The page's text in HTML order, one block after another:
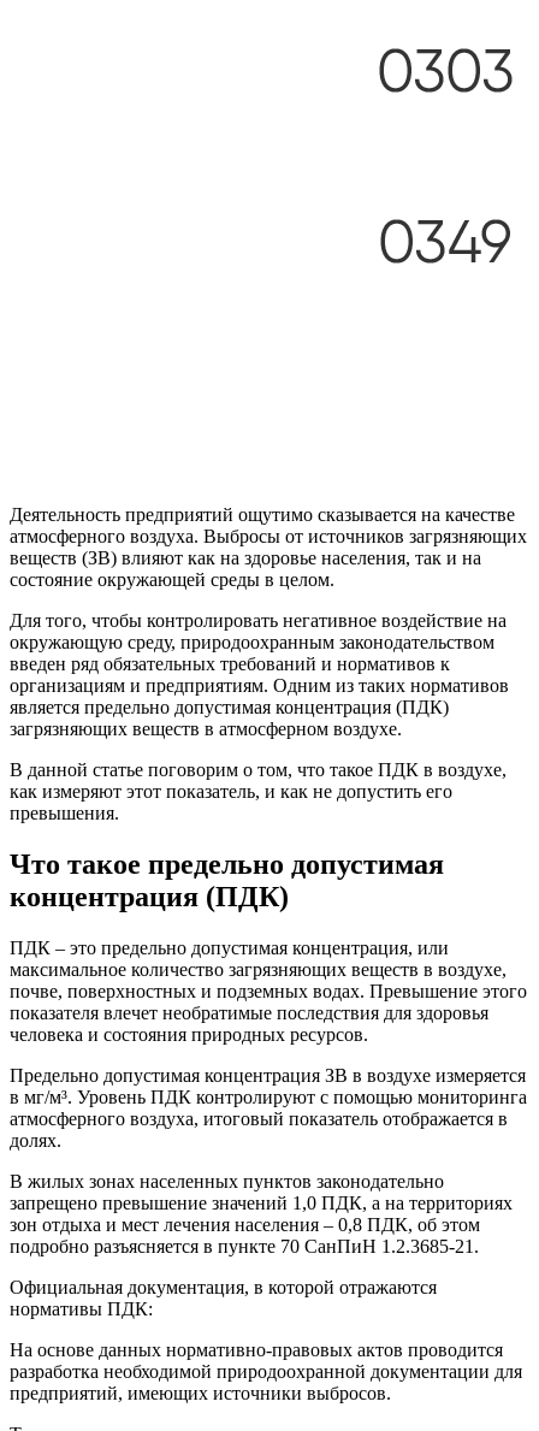
Деятельность предприятий ощутимо сказывается на качестве
атмосферного воздуха. Выбросы от источников загрязняющих
веществ (ЗВ) влияют как на здоровье населения, так и на
состояние окружающей среды в целом.
Для того, чтобы контролировать негативное воздействие на
окружающую среду, природоохранным законодательством
введен ряд обязательных требований и нормативов к
организациям и предприятиям. Одним из таких нормативов
является предельно допустимая концентрация (ПДК)
загрязняющих веществ в атмосферном воздухе.
В данной статье поговорим о том, что такое ПДК в воздухе,
как измеряют этот показатель, и как не допустить его
превышения.
Что такое предельно допустимая
концентрация (ПДК)
ПДК – это предельно допустимая концентрация, или
максимальное количество загрязняющих веществ в воздухе,
почве, поверхностных и подземных водах. Превышение этого
показателя влечет необратимые последствия для здоровья
человека и состояния природных ресурсов.
Предельно допустимая концентрация ЗВ в воздухе измеряется
в мг/м³. Уровень ПДК контролируют с помощью мониторинга
атмосферного воздуха, итоговый показатель отображается в
долях.
В жилых зонах населенных пунктов законодательно
запрещено превышение значений 1,0 ПДК, а на территориях
зон отдыха и мест лечения населения – 0,8 ПДК, об этом
подробно разъясняется в пункте 70 СанПиН 1.2.3685-21.
Официальная документация, в которой отражаются
нормативы ПДК:
На основе данных нормативно-правовых актов проводится
разработка необходимой природоохранной документации для
предприятий, имеющих источники выбросов.